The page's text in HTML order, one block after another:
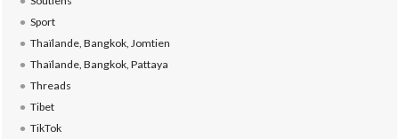
Sport
Thaïlande, Bangkok, Jomtien
Thaïlande, Bangkok, Pattaya
Threads
Tibet
TikTok